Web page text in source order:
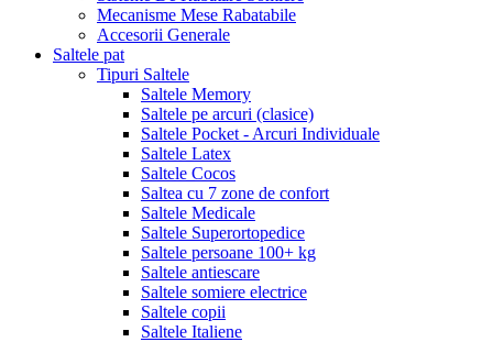
Mecanisme Mese Rabatabile
Accesorii Generale
Saltele pat
Tipuri Saltele
Saltele Memory
Saltele pe arcuri (clasice)
Saltele Pocket - Arcuri Individuale
Saltele Latex
Saltele Cocos
Saltea cu 7 zone de confort
Saltele Medicale
Saltele Superortopedice
Saltele persoane 100+ kg
Saltele antiescare
Saltele somiere electrice
Saltele copii
Saltele Italiene